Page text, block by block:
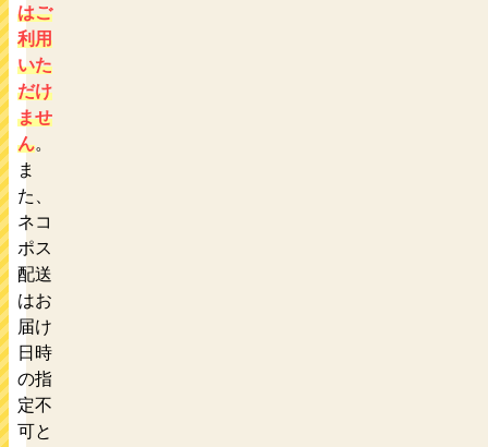
はご
利用
いた
だけ
ませ
ん。
ま
た、
ネコ
ポス
配送
はお
届け
日時
の指
定不
可と